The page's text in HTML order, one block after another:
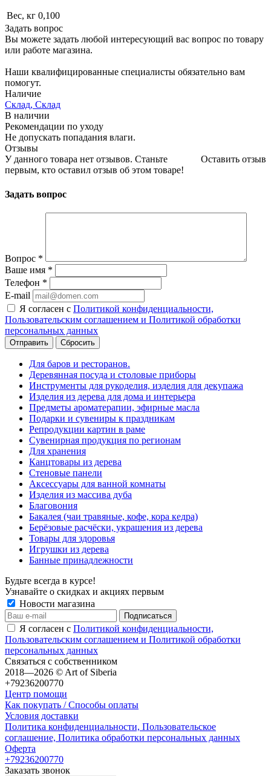
Вес, кг 0,100
Задать вопрос
Вы можете задать любой интересующий вас вопрос по товару
или работе магазина.
Наши квалифицированные специалисты обязательно вам
помогут.
Наличие
Склад, Склад
В наличии
Рекомендации по уходу
Не допускать попадания влаги.
Отзывы
Оставить отзыв
У данного товара нет отзывов. Станьте
первым, кто оставил отзыв об этом товаре!
Задать вопрос
Вопрос *
Ваше имя *
Телефон *
E-mail
Я согласен с Политикой конфиденциальности,
Пользовательским соглашением и Политикой обработки
персональных данных
Сбросить
Для баров и ресторанов.
Деревянная посуда и столовые приборы
Инструменты для рукоделия, изделия для декупажа
Изделия из дерева для дома и интерьера
Предметы ароматерапии, эфирные масла
Подарки и сувениры к праздникам
Репродукции картин в раме
Сувенирная продукция по регионам
Для хранения
Канцтовары из дерева
Стеновые панели
Аксессуары для ванной комнаты
Изделия из массива дуба
Благовония
Бакалея (чаи травяные, кофе, кора кедра)
Берёзовые расчёски, украшения из дерева
Товары для здоровья
Игрушки из дерева
Банные принадлежности
Будьте всегда в курсе!
Узнавайте о скидках и акциях первым
Новости магазина
Я согласен с Политикой конфиденциальности,
Пользовательским соглашением и Политикой обработки
персональных данных
Связаться с собственником
2018—2026 © Art of Siberia
+79236200770
Центр помощи
Как покупать / Способы оплаты
Условия доставки
Политика конфиденциальности, Пользовательское
соглашение, Политика обработки персональных данных
Оферта
+79236200770
Заказать звонок